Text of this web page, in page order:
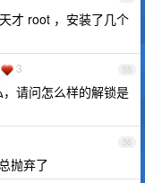
才 root ，安装了几个
55
3
请问怎么样的解锁是
56
抛弃了